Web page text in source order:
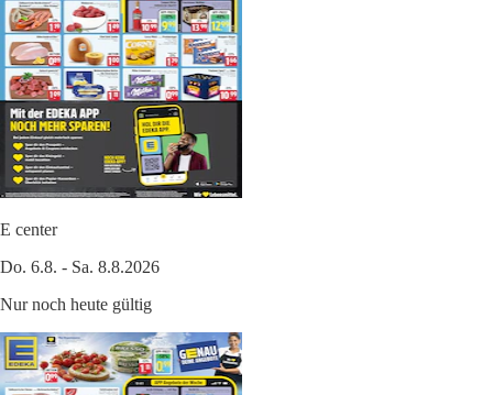
E center
Do. 6.8. - Sa. 8.8.2026
Nur noch heute gültig